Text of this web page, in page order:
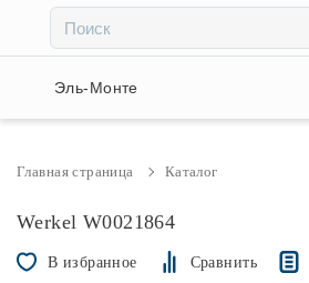
Акции и скидки
Светильники
Эль-Монте
Главная страница Каталог
Werkel W0021864
В избранное Сравнить